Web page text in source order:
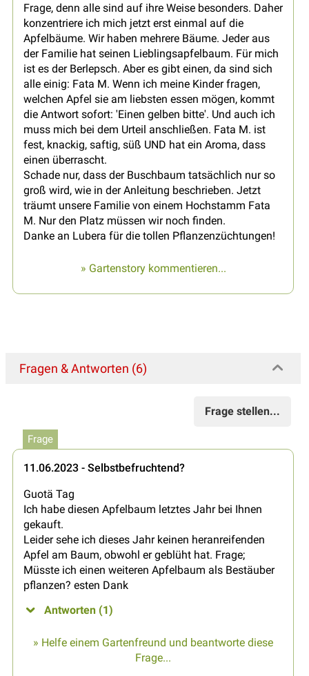
Frage, denn alle sind auf ihre Weise besonders. Daher
konzentriere ich mich jetzt erst einmal auf die
Apfelbäume. Wir haben mehrere Bäume. Jeder aus
der Familie hat seinen Lieblingsapfelbaum. Für mich
ist es der Berlepsch. Aber es gibt einen, da sind sich
alle einig: Fata M. Wenn ich meine Kinder fragen,
welchen Apfel sie am liebsten essen mögen, kommt
die Antwort sofort: 'Einen gelben bitte'. Und auch ich
muss mich bei dem Urteil anschließen. Fata M. ist
fest, knackig, saftig, süß UND hat ein Aroma, dass
einen überrascht.
Schade nur, dass der Buschbaum tatsächlich nur so
groß wird, wie in der Anleitung beschrieben. Jetzt
träumt unsere Familie von einem Hochstamm Fata
M. Nur den Platz müssen wir noch finden.
Danke an Lubera für die tollen Pflanzenzüchtungen!
» Gartenstory kommentieren...
Fragen & Antworten (6)
Frage stellen...
Frage
11.06.2023 - Selbstbefruchtend?
Guotä Tag
Ich habe diesen Apfelbaum letztes Jahr bei Ihnen
gekauft.
Leider sehe ich dieses Jahr keinen heranreifenden
Apfel am Baum, obwohl er geblüht hat. Frage;
Müsste ich einen weiteren Apfelbaum als Bestäuber
pflanzen? esten Dank
Antworten (1)
» Helfe einem Gartenfreund und beantworte diese
Frage...